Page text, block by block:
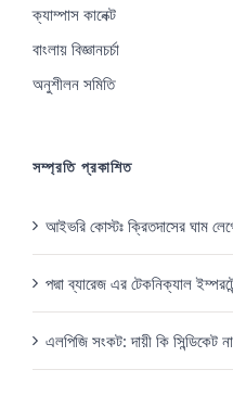
ক্যাম্পাস কানেক্ট
বাংলায় বিজ্ঞানচর্চা
অনুশীলন সমিতি
সম্প্রতি প্রকাশিত
আইভরি কোস্টঃ ক্রিতদাসের ঘাম
পদ্মা ব্যারেজ এর টেকনিক্যাল
এলপিজি সংকট: দায়ী কি সিন্ডিকেট